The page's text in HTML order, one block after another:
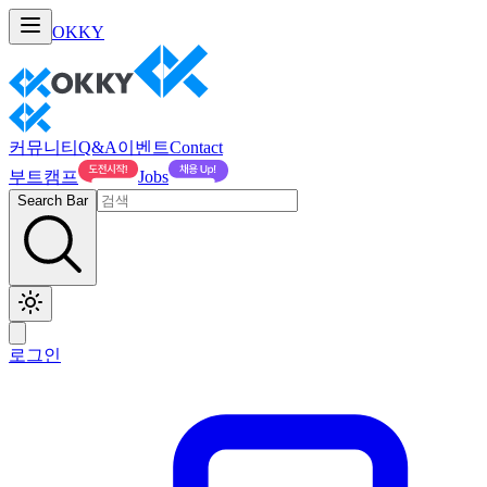
OKKY
커뮤니티 Q&A이벤트Contact
부트캠프
Jobs
Search Bar
로그인